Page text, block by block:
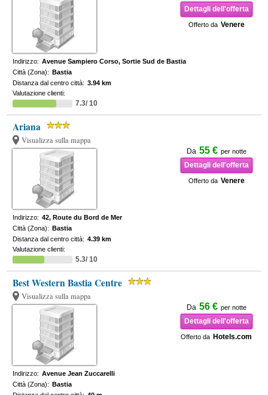
Dettagli dell'offerta
Offerto da Venere
Indirizzo: Avenue Sampiero Corso, Sortie Sud de Bastia
Città (Zona): Bastia
Distanza dal centro città: 3.94 km
Valutazione clienti:
7.3/ 10
Ariana
Visualizza sulla mappa
Da 55 € per notte
Dettagli dell'offerta
Offerto da Venere
Indirizzo: 42, Route du Bord de Mer
Città (Zona): Bastia
Distanza dal centro città: 4.39 km
Valutazione clienti:
5.3/ 10
Best Western Bastia Centre
Visualizza sulla mappa
Da 56 € per notte
Dettagli dell'offerta
Offerto da Hotels.com
Indirizzo: Avenue Jean Zuccarelli
Città (Zona): Bastia